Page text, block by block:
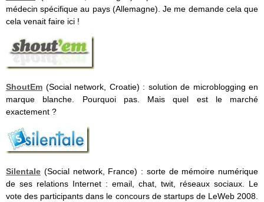
médecin spécifique au pays (Allemagne). Je me demande cela que
cela venait faire ici !
ShoutEm (Social network, Croatie) : solution de microblogging en
marque blanche. Pourquoi pas. Mais quel est le marché
exactement ?
Silentale (Social network, France) : sorte de mémoire numérique
de ses relations Internet : email, chat, twit, réseaux sociaux. Le
vote des participants dans le concours de startups de LeWeb 2008.